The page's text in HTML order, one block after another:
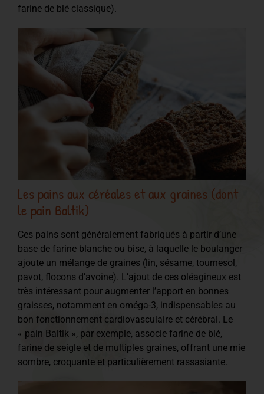
farine de blé classique).
Les pains aux céréales et aux graines (dont
le pain Baltik)
Ces pains sont généralement fabriqués à partir d’une
base de farine blanche ou bise, à laquelle le boulanger
ajoute un mélange de graines (lin, sésame, tournesol,
pavot, flocons d’avoine). L’ajout de ces oléagineux est
très intéressant pour augmenter l’apport en bonnes
graisses, notamment en oméga-3, indispensables au
bon fonctionnement cardiovasculaire et cérébral. Le
« pain Baltik », par exemple, associe farine de blé,
farine de seigle et de multiples graines, offrant une mie
sombre, croquante et particulièrement rassasiante.